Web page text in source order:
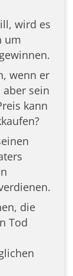
wird es
um
wenn er
aber sein
kann
die
Tod